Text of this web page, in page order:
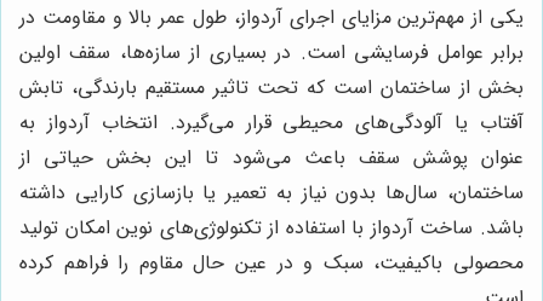
یکی از مهم‌ترین مزایای اجرای آردواز، طول عمر بالا و مقاومت در
برابر عوامل فرسایشی است. در بسیاری از سازه‌ها، سقف اولین
بخش از ساختمان است که تحت تاثیر مستقیم بارندگی، تابش
آفتاب یا آلودگی‌های محیطی قرار می‌گیرد. انتخاب آردواز به
عنوان پوشش سقف باعث می‌شود تا این بخش حیاتی از
ساختمان، سال‌ها بدون نیاز به تعمیر یا بازسازی کارایی داشته
باشد. ساخت آردواز با استفاده از تکنولوژی‌های نوین امکان تولید
محصولی باکیفیت، سبک و در عین حال مقاوم را فراهم کرده